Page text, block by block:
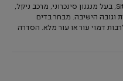
כיסא מנהלים ארגונומי מבית המותג Sitland, בעל מנגנון סינכרוני, מרכב ניקל,
וגובה הישיבה. מבחר בדים
דמוי עור או עור מלא. הסדרה